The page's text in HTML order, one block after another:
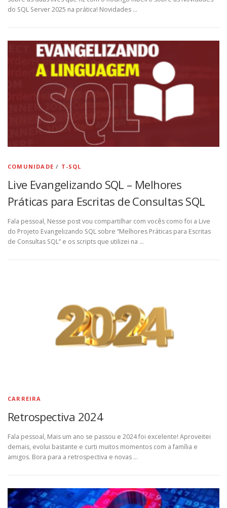
do SQL Server 2025 na prática! Novidades …
COMUNIDADE / T-SQL
Live Evangelizando SQL – Melhores
Práticas para Escritas de Consultas SQL
Fala pessoal, Nesse post vou compartilhar com vocês como foi a Live
do Projeto Evangelizando SQL sobre “Melhores Práticas para Escritas
de Consultas SQL” e os scripts que utilizei na …
CARREIRA
Retrospectiva 2024
Fala pessoal, Mais um ano se passou e 2024 foi excelente! Aproveitei
demais, evolui bastante e curti muitos momentos com a família e
amigos. Bora para a retrospectiva e novas …